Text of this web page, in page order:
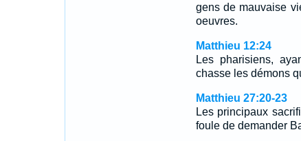
gens de mauvaise
oeuvres.
Matthieu 12:24
Les pharisiens,
chasse les démons
Matthieu 27:20-23
Les principaux
foule de demander